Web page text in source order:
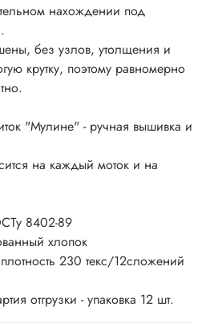
нахождении под
без узлов, утолщения и
крутку, поэтому равномерно
"Мулине" - ручная вышивка и
на каждый моток и на
8402-89
хлопок
230 текс/12сложений
отгрузки - упаковка 12 шт.